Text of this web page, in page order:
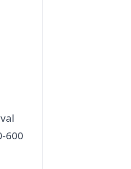
600